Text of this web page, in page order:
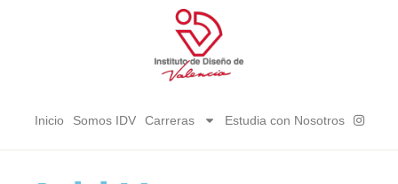
Inicio Somos IDV Carreras Estudia con Nosotros